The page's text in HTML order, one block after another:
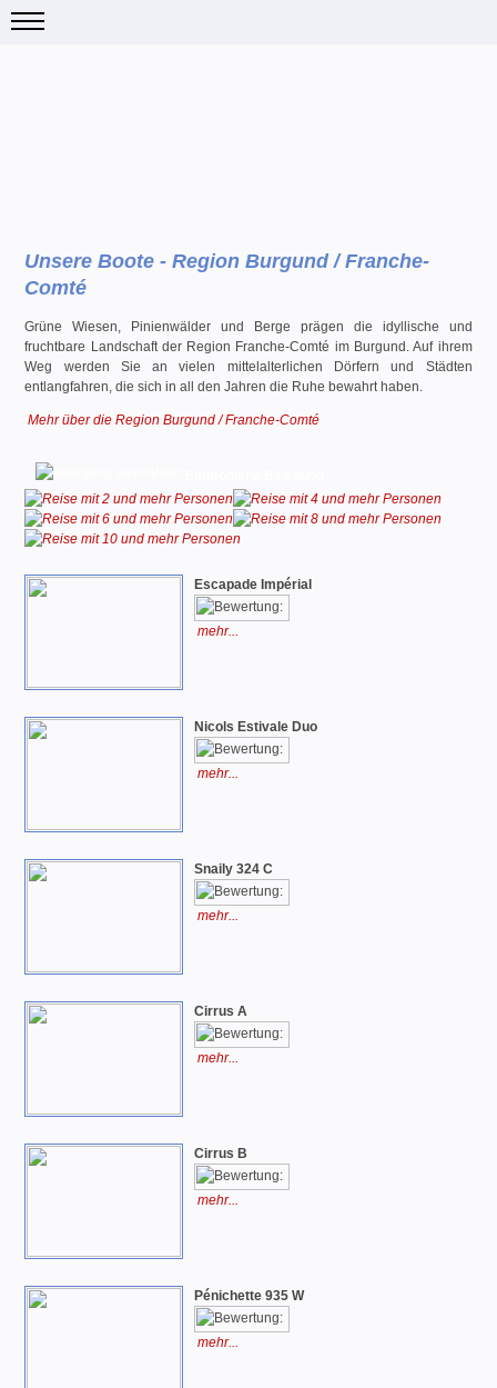
Unsere Boote - Region Burgund / Franche-
Comté
Grüne Wiesen, Pinienwälder und Berge prägen die idyllische und
fruchtbare Landschaft der Region Franche-Comté im Burgund. Auf ihrem
Weg werden Sie an vielen mittelalterlichen Dörfern und Städten
entlangfahren, die sich in all den Jahren die Ruhe bewahrt haben.
Mehr über die Region Burgund / Franche-Comté
Escapade Impérial
mehr...
Nicols Estivale Duo
mehr...
Snaily 324 C
mehr...
Cirrus A
mehr...
Cirrus B
mehr...
Pénichette 935 W
mehr...